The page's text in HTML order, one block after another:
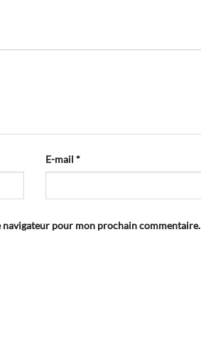
E-mail *
pour mon prochain commentaire.